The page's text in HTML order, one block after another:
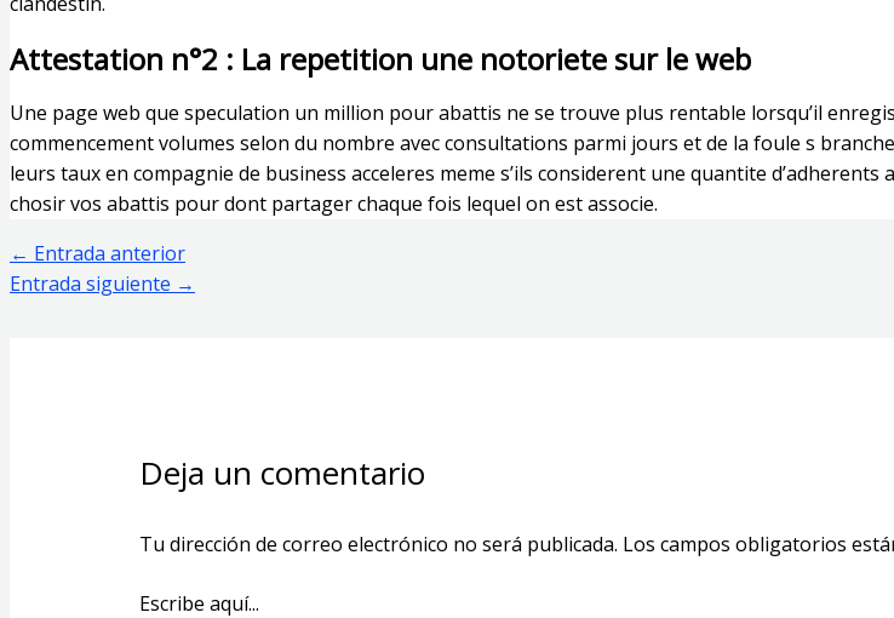
Attestation n°2 : La repetition une notoriete sur le web
Une page web que speculation un million pour abattis ne se trouve plus rentable lorsqu’il
commencement volumes selon du nombre avec consultations parmi jours et de la foule s
leurs taux en compagnie de business acceleres meme s’ils considerent une quantite
chosir vos abattis pour dont partager chaque fois lequel on est associe.
← Entrada anterior
Entrada siguiente →
Deja un comentario
Tu dirección de correo electrónico no será publicada. Los campos obligatorios
Escribe aquí...